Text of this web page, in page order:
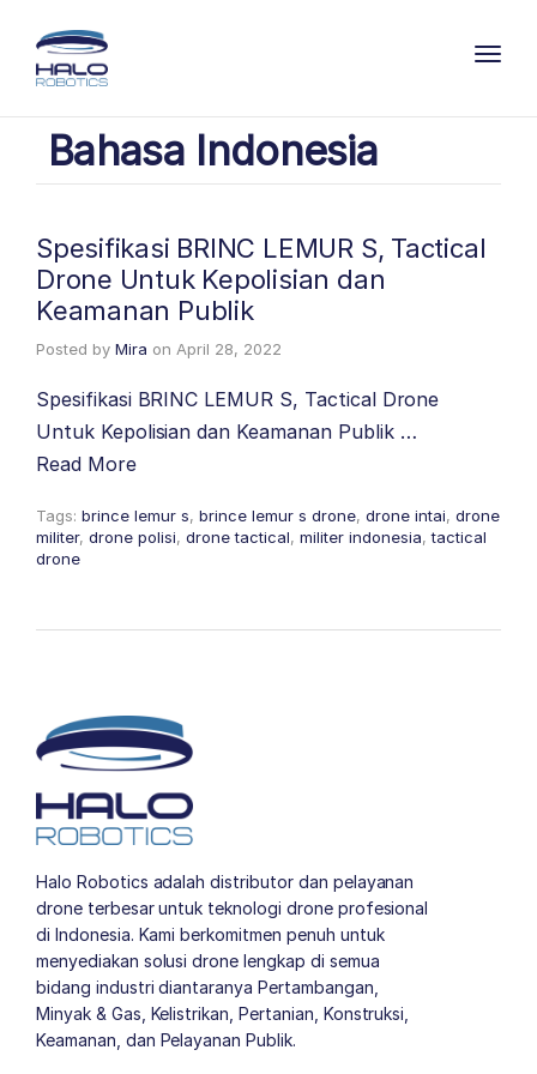
Bahasa Indonesia
Spesifikasi BRINC LEMUR S, Tactical
Drone Untuk Kepolisian dan
Keamanan Publik
Posted by Mira on April 28, 2022
Spesifikasi BRINC LEMUR S, Tactical Drone
Untuk Kepolisian dan Keamanan Publik …
Read More
Tags: brince lemur s, brince lemur s drone, drone intai, drone
militer, drone polisi, drone tactical, militer indonesia,tactical
drone
Halo Robotics adalah distributor dan pelayanan
drone terbesar untuk teknologi drone profesional
di Indonesia. Kami berkomitmen penuh untuk
menyediakan solusi drone lengkap di semua
bidang industri diantaranya Pertambangan,
Minyak & Gas, Kelistrikan, Pertanian, Konstruksi,
Keamanan, dan Pelayanan Publik.